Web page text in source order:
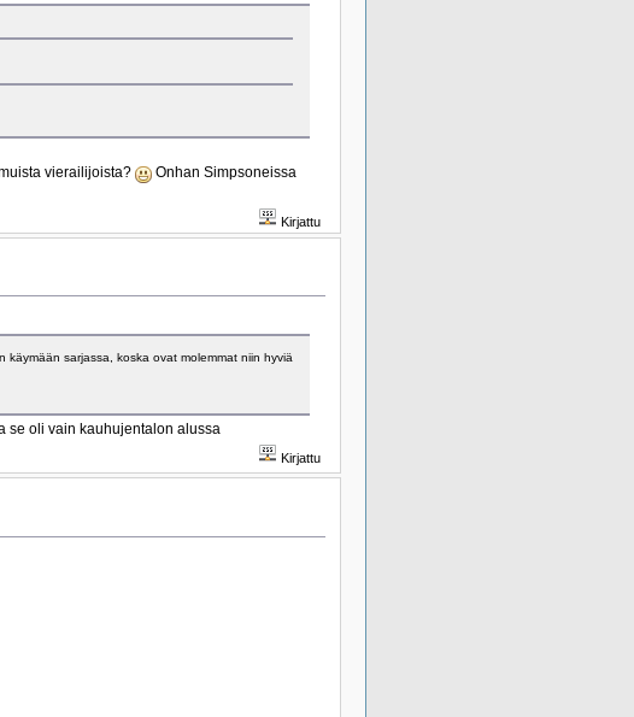
vierailijoista?
Onhan Simpsoneissa
Kirjattu
käymään sarjassa, koska ovat molemmat niin hyviä
se oli vain kauhujentalon alussa
Kirjattu